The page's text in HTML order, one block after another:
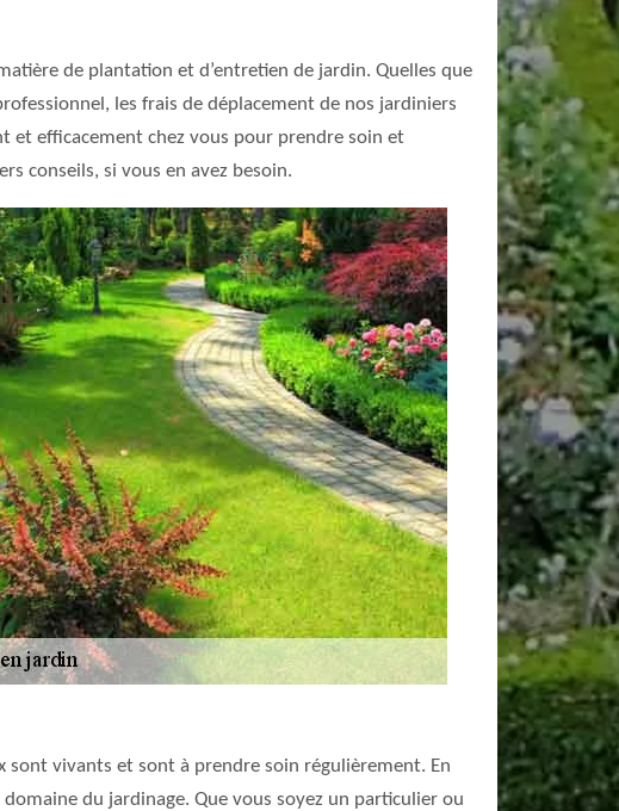
de plantation et d’entretien de jardin. Quelles que
les frais de déplacement de nos jardiniers
et efficacement chez vous pour prendre soin et
conseils, si vous en avez besoin.
sont vivants et sont à prendre soin régulièrement. En
du jardinage. Que vous soyez un particulier ou